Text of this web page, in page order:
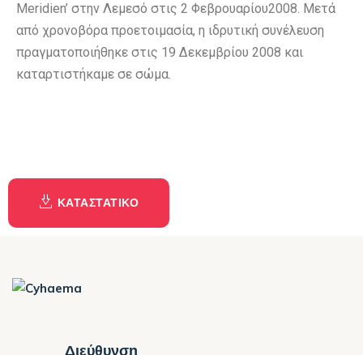
Meridien’ στην Λεμεσό στις 2 Φεβρουαρίου2008. Μετά
από χρονοβόρα προετοιμασία, η ιδρυτική συνέλευση
πραγματοποιήθηκε στις 19 Δεκεμβρίου 2008 και
καταρτιστήκαμε σε σώμα.
ΚΑΤΑΣΤΑΤΙΚΟ
Διεύθυνση